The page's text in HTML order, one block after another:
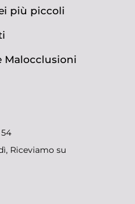
più piccoli
Malocclusioni
Riceviamo su